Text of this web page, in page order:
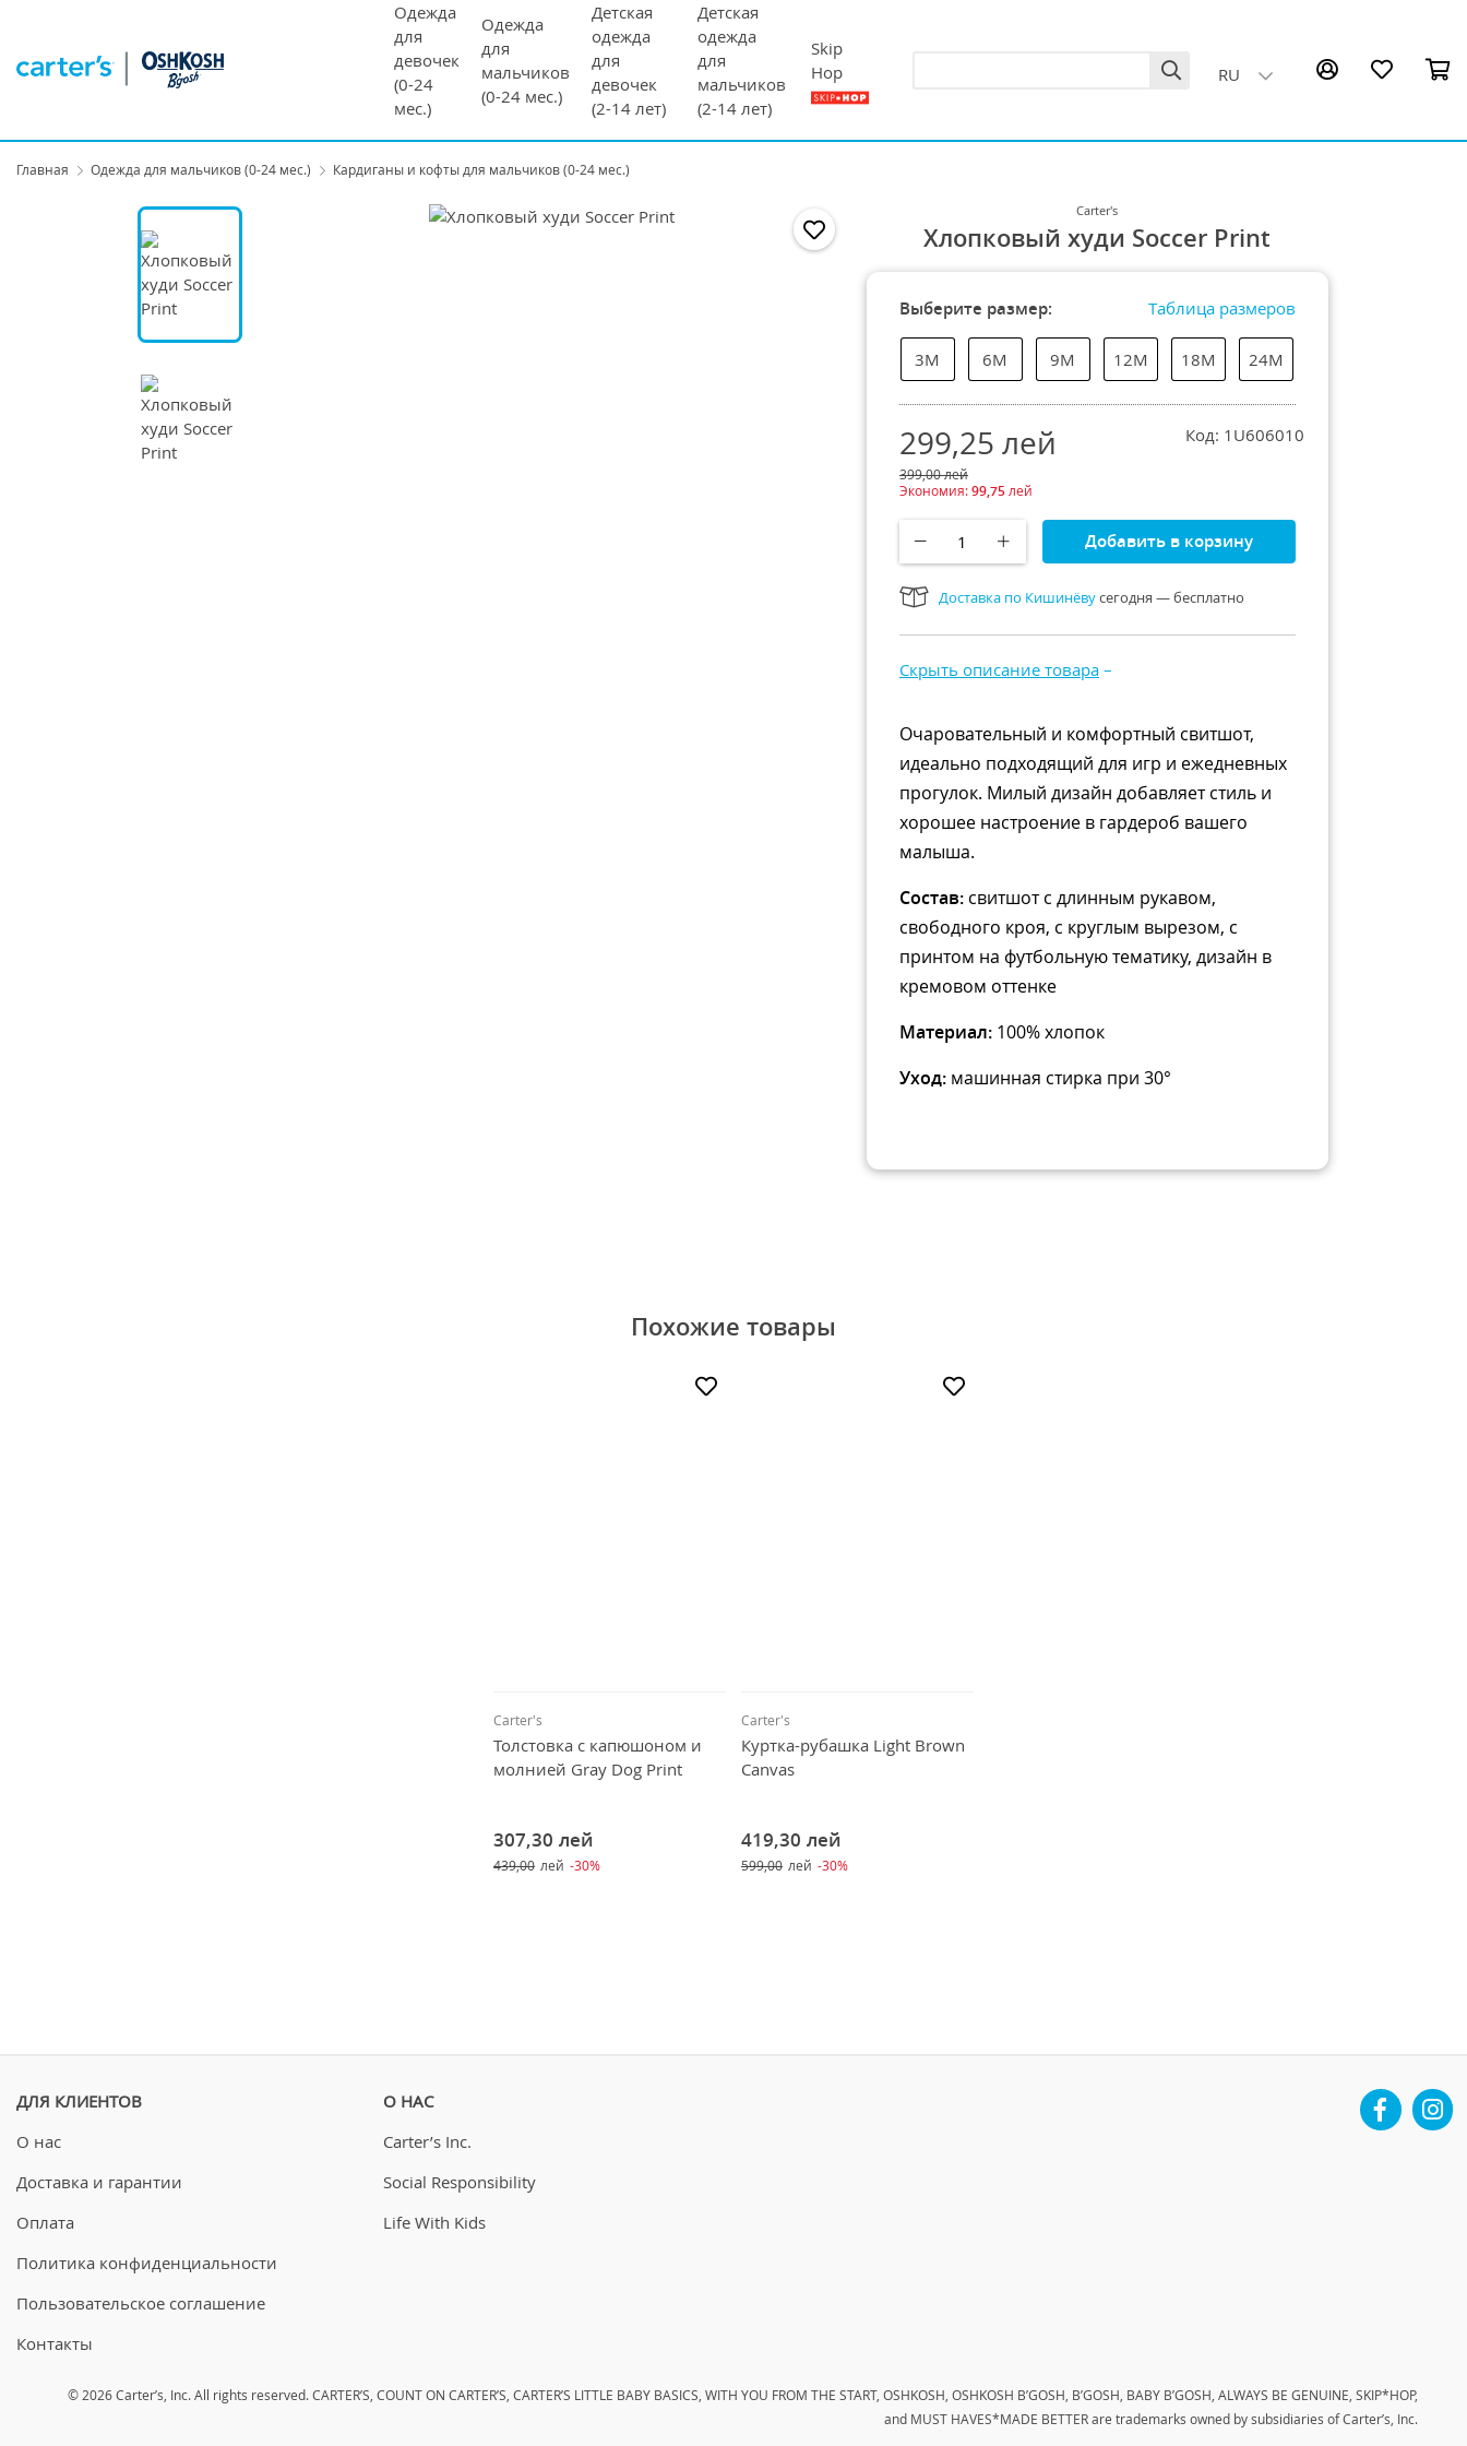
Одежда
для
девочек
(0-24
мес.)
Одежда
для
мальчиков
(0-24 мес.)
Детская
одежда
для
девочек
(2-14 лет)
Детская
одежда
для
мальчиков
(2-14 лет)
Skip
Hop
RU
Главная Одежда для мальчиков (0-24 мес.) Кардиганы и кофты для мальчиков (0-24 мес.)
Carter's
Хлопковый худи Soccer Print
Выберите размер: Таблица размеров
3М 6М 9М 12М 18М 24М
299,25 лей
399,00лей
Экономия:99,75лей
Код: 1U606010
Добавить в корзину
Доставка по Кишинёвусегодня — бесплатно
Скрыть описание товара–
Очаровательный и комфортный свитшот,
идеально подходящий для игр и ежедневных
прогулок. Милый дизайн добавляет стиль и
хорошее настроение в гардероб вашего
малыша.
Состав:свитшот с длинным рукавом,
свободного кроя, с круглым вырезом, с
принтом на футбольную тематику, дизайн в
кремовом оттенке
Материал:100% хлопок
Уход:машинная стирка при 30°
Похожие товары
Carter's
Толстовка с капюшоном и
молнией Gray Dog Print
307,30 лей
439,00 лей -30%
Carter's
Куртка-рубашка Light Brown
Canvas
419,30 лей
599,00 лей -30%
ДЛЯ КЛИЕНТОВ
О нас
Доставка и гарантии
Оплата
Политика конфиденциальности
Пользовательское соглашение
Контакты
О НАС
Carter’s Inc.
Social Responsibility
Life With Kids
Facebook
© 2026 Carter’s, Inc. All rights reserved. CARTER’S, COUNT ON CARTER’S, CARTER’S LITTLE BABY BASICS, WITH YOU FROM THE START, OSHKOSH, OSHKOSH B’GOSH, B’GOSH, BABY B’GOSH, ALWAYS BE GENUINE, SKIP*HOP,
and MUST HAVES*MADE BETTER are trademarks owned by subsidiaries of Carter’s, Inc.